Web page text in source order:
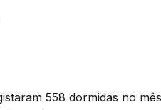
558 dormidas no